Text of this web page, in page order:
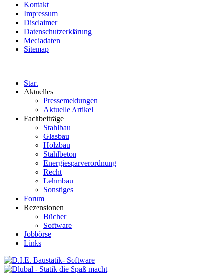
Kontakt
Impressum
Disclaimer
Datenschutzerklärung
Mediadaten
Sitemap
Start
Aktuelles
Pressemeldungen
Aktuelle Artikel
Fachbeiträge
Stahlbau
Glasbau
Holzbau
Stahlbeton
Energiesparverordnung
Recht
Lehmbau
Sonstiges
Forum
Rezensionen
Bücher
Software
Jobbörse
Links